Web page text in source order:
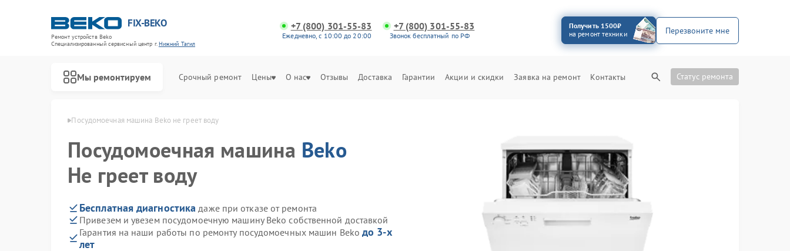
FIX-BEKO
Ремонт устройств Beko
Специализированный cервисный центр г.Нижний Тагил
+7 (800) 301-55-83
Ежедневно, с 10:00 до 20:00
+7 (800) 301-55-83
Звонок бесплатный по РФ
Получить 1500₽
на ремонт техники
Перезвоните мне
Мы ремонтируем Срочный ремонт Цены О нас Отзывы Доставка Гарантии Акции и скидки Заявка на ремонт Контакты Статус ремонта
в Нижнем Тагиле Посудомоечная машина Beko не греет воду
Посудомоечная машина Beko
Не греет воду
Бесплатная диагностика даже при отказе от ремонта
Привезем и увезем посудомоечную машину Beko собственной доставкой
Гарантия на наши работы по ремонту посудомоечных машин Beko до 3-х
лет